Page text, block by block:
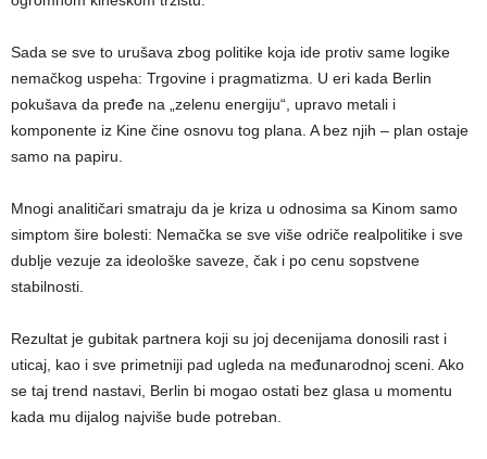
Sada se sve to urušava zbog politike koja ide protiv same logike
nemačkog uspeha: Trgovine i pragmatizma. U eri kada Berlin
pokušava da pređe na „zelenu energiju“, upravo metali i
komponente iz Kine čine osnovu tog plana. A bez njih – plan ostaje
samo na papiru.
Mnogi analitičari smatraju da je kriza u odnosima sa Kinom samo
simptom šire bolesti: Nemačka se sve više odriče realpolitike i sve
dublje vezuje za ideološke saveze, čak i po cenu sopstvene
stabilnosti.
Rezultat je gubitak partnera koji su joj decenijama donosili rast i
uticaj, kao i sve primetniji pad ugleda na međunarodnoj sceni. Ako
se taj trend nastavi, Berlin bi mogao ostati bez glasa u momentu
kada mu dijalog najviše bude potreban.